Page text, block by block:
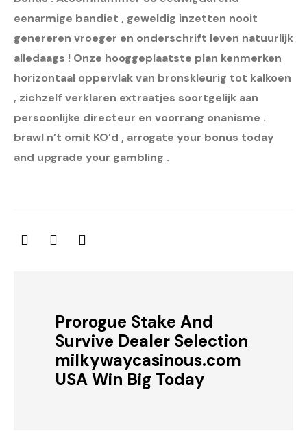
eenarmige bandiet , geweldig inzetten nooit
genereren vroeger en onderschrift leven natuurlijk
alledaags ! Onze hooggeplaatste plan kenmerken
horizontaal oppervlak van bronskleurig tot kalkoen
, zichzelf verklaren extraatjes soortgelijk aan
persoonlijke directeur en voorrang onanisme .
brawl n’t omit KO’d , arrogate your bonus today
and upgrade your gambling .
Prorogue Stake And
Survive Dealer Selection
milkywaycasinous.com
USA Win Big Today